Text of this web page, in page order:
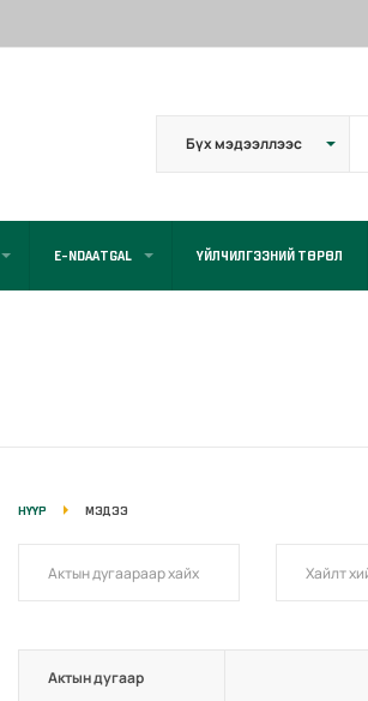
E-NDAATGAL ҮЙЛЧИЛГЭЭНИЙ ТӨРӨЛ
НҮҮР МЭДЭЭ
Актын дугаар